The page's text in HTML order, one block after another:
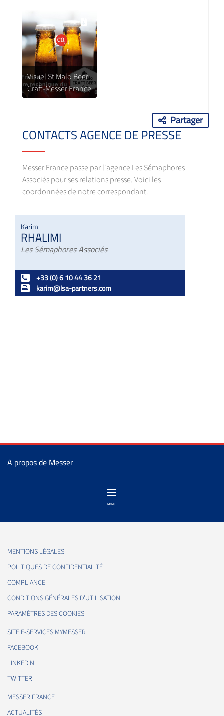
CONTACTS AGENCE DE PRESSE
Messer France passe par l'agence Les Sémaphores
Associés pour ses relations presse. Voici les
coordonnées de notre correspondant.
Karim
RHALIMI
Les Sémaphores Associés
+33 (0) 6 10 44 36 21
karim@lsa-partners.com
Visuel St Malo Beer
Craft-Messer France
Partager
A propos de Messer
MENTIONS LÉGALES
POLITIQUES DE CONFIDENTIALITÉ
COMPLIANCE
CONDITIONS GÉNÉRALES D'UTILISATION
PARAMÈTRES DES COOKIES
SITE E-SERVICES MYMESSER
FACEBOOK
LINKEDIN
TWITTER
MESSER FRANCE
ACTUALITÉS